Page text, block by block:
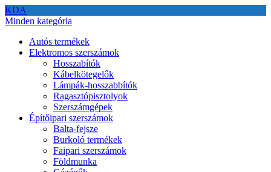
KDA
Minden kategória
Autós termékek
Elektromos szerszámok
Hosszabítók
Kábelkötegelők
Lámpák-hosszabbítók
Ragasztópisztolyok
Szerszámgépek
Építőipari szerszámok
Balta-fejsze
Burkoló termékek
Faipari szerszámok
Földmunka